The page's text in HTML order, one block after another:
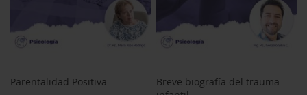
Parentalidad Positiva
Breve biografía del trauma